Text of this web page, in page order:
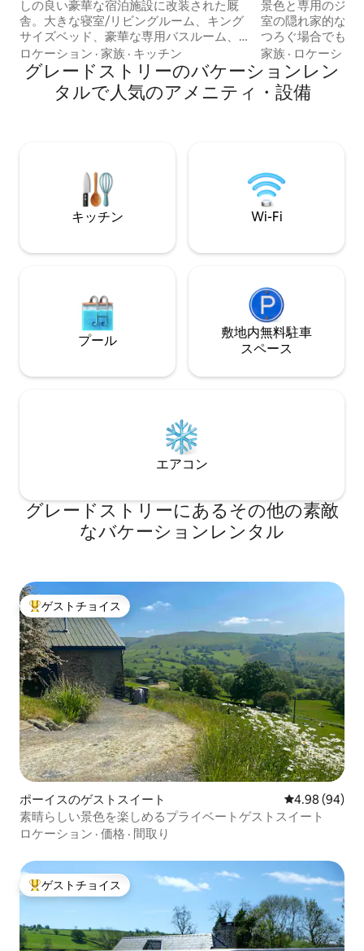
しの良い豪華な宿泊施設に改装された厩
舎。大きな寝室/リビングルーム、キング
サイズベッド、豪華な専用バスルーム、
タオル、トイレタリー。屋外には快適な
屋根付きの座席エリア、美しい景色が楽
しめる調理エリア、暖炉があります。3エ
ーカーのパドックが付属しています。 室
て休暇を楽しめるアクセスの良いエリア
です。専用駐車場。犬は歓迎します（条
件をご覧ください）
ロケーション · 家族 · キッチン
景色と専用のジャ
室の隠れ家的な宿
つろぐ場合でも、
スを片手に過ごす
するのに最適な場
ルズの田舎で、
散歩、そして共
農場の動物のため
るために、厳密に
家族 · ロケーショ
グレードストリーのバケーションレン
タルで人気のアメニティ・設備
キッチン Wi-Fi
プール
敷地内無料駐⁠車
ス⁠ペ⁠ー⁠ス
エアコン
グレードストリーにあるその他の素敵
なバケーションレンタル
大好評のゲストチョイスです。
ゲストチョイス
ポーイスのゲストスイート レビュー94件
4.98 (94)
素晴らしい景色を楽しめるプライベートゲストスイート
ロケーション · 価格 · 間取り
大好評のゲストチョイスです。
ゲストチョイス